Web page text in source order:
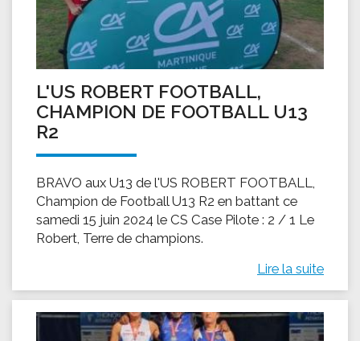
L'US ROBERT FOOTBALL,
CHAMPION DE FOOTBALL U13
R2
BRAVO aux U13 de l'US ROBERT FOOTBALL,
Champion de Football U13 R2 en battant ce
samedi 15 juin 2024 le CS Case Pilote : 2 / 1 Le
Robert, Terre de champions.
Lire la suite